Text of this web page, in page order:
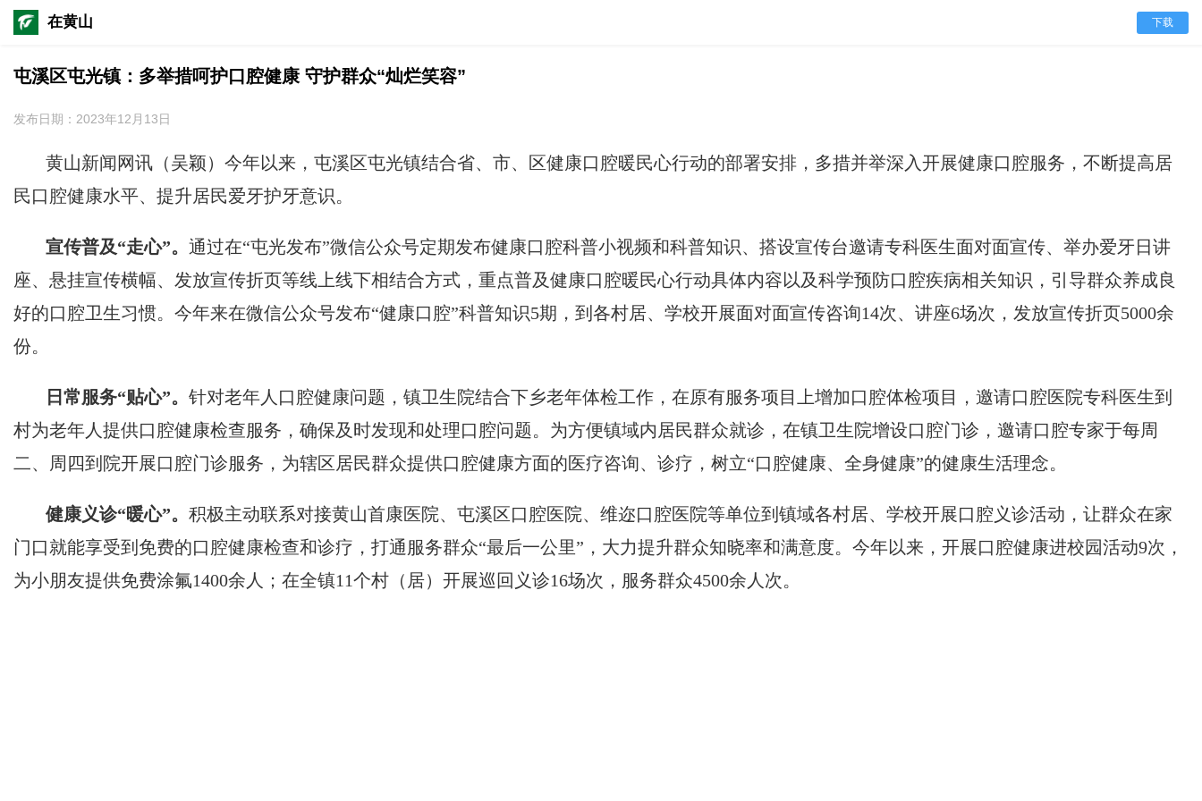
在黄山 下载
屯溪区屯光镇：多举措呵护口腔健康 守护群众“灿烂笑容”
发布日期：2023年12月13日
黄山新闻网讯 （吴颖） 今年以来，屯溪区屯光镇结合省、市、区健康口腔暖民心行动的部署安排，多措并举深入开展健康口腔服务，不断提高居
民口腔健康水平、提升居民爱牙护牙意识。
宣传普及“走心”。 通过在“屯光发布”微信公众号定期发布健康口腔科普小视频和科普知识、搭设宣传台邀请专科医生面对面宣传、举办爱牙日讲
座、悬挂宣传横幅、发放宣传折页等线上线下相结合方式，重点普及健康口腔暖民心行动具体内容以及科学预防口腔疾病相关知识，引导群众养成良
好的口腔卫生习惯。今年来在微信公众号发布“健康口腔”科普知识5期，到各村居、学校开展面对面宣传咨询14次、讲座6场次，发放宣传折页5000余
份。
日常服务“贴心”。 针对老年人口腔健康问题，镇卫生院结合下乡老年体检工作，在原有服务项目上增加口腔体检项目，邀请口腔医院专科医生到
村为老年人提供口腔健康检查服务，确保及时发现和处理口腔问题。为方便镇域内居民群众就诊，在镇卫生院增设口腔门诊，邀请口腔专家于每周
二、周四到院开展口腔门诊服务，为辖区居民群众提供口腔健康方面的医疗咨询、诊疗，树立“口腔健康、全身健康”的健康生活理念。
健康义诊“暖心”。 积极主动联系对接黄山首康医院、屯溪区口腔医院、维迩口腔医院等单位到镇域各村居、学校开展口腔义诊活动，让群众在家
门口就能享受到免费的口腔健康检查和诊疗，打通服务群众“最后一公里”，大力提升群众知晓率和满意度。今年以来，开展口腔健康进校园活动9次，
为小朋友提供免费涂氟1400余人；在全镇11个村（居）开展巡回义诊16场次，服务群众4500余人次。